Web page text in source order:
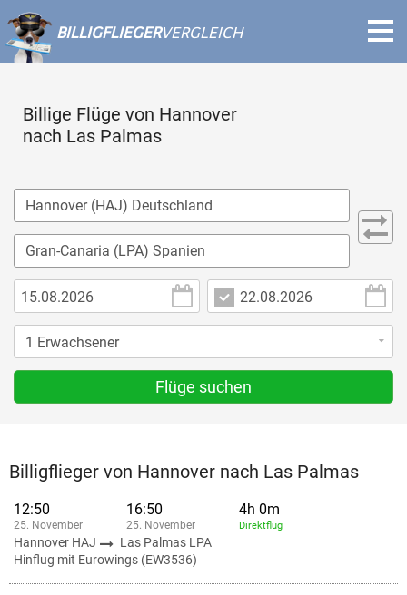
BILLIGFLIEGERVERGLEICH
Billige Flüge von Hannover
nach Las Palmas
Flüge suchen
Billigflieger von Hannover nach Las Palmas
12:50
25. November
16:50
25. November
4h 0m
Direktflug
Hannover HAJ
Las Palmas LPA
Hinflug mit Eurowings (EW3536)